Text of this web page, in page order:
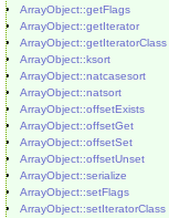
ArrayObject::getFlags
ArrayObject::getIterator
ArrayObject::getIteratorClass
ArrayObject::ksort
ArrayObject::natcasesort
ArrayObject::natsort
ArrayObject::offsetExists
ArrayObject::offsetGet
ArrayObject::offsetSet
ArrayObject::offsetUnset
ArrayObject::serialize
ArrayObject::setFlags
ArrayObject::setIteratorClass